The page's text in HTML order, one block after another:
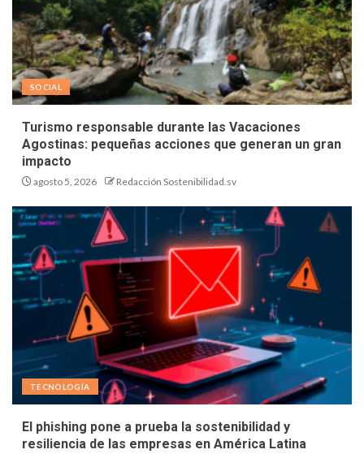
SOCIAL
Turismo responsable durante las Vacaciones
Agostinas: pequeñas acciones que generan un gran
impacto
agosto 5, 2026 Redacción Sostenibilidad.sv
TECNOLOGÍA
El phishing pone a prueba la sostenibilidad y
resiliencia de las empresas en América Latina